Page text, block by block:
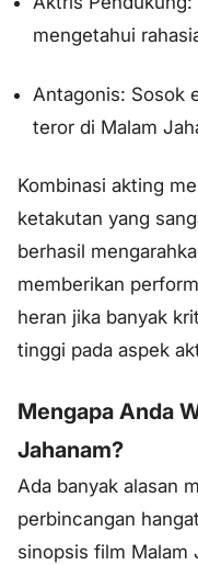
mengetahui
Antagonis: Sosok
teror di Malam
Kombinasi akting
ketakutan yang
berhasil
memberikan
heran jika banyak
tinggi pada aspek
Mengapa Anda
Jahanam?
Ada banyak alasan
perbincangan
sinopsis film Malam